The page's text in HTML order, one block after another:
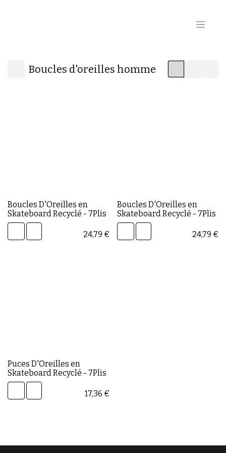
Boucles d'oreilles homme
Boucles D'Oreilles en
Skateboard Recyclé - 7Plis
24,79 €
Boucles D'Oreilles en
Skateboard Recyclé - 7Plis
24,79 €
Puces D'Oreilles en
Skateboard Recyclé - 7Plis
17,36 €